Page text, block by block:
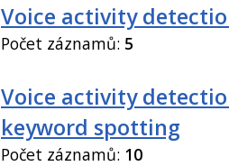
Voice activity
Počet záznamů: 5
Voice activity
keyword spotting
Počet záznamů: 10